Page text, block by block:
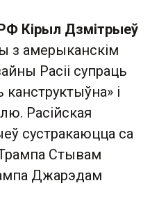
РФ Кірыл Дзмітрыеў
з амерыканскім
Расіі супраць
і
Расійская
сустракаюцца са
Стывам
Джарэдам